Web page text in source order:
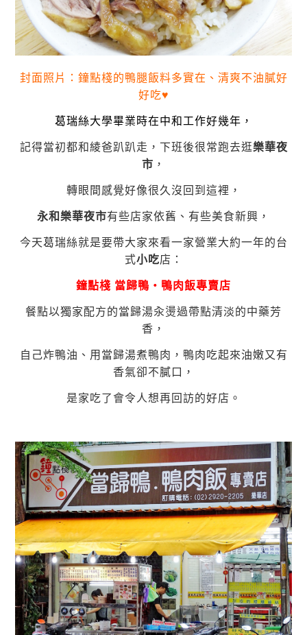
封面照片：鐘點棧的鴨腿飯料多實在、清爽不油膩好
好吃♥
葛瑞絲大學畢業時在中和工作好幾年，
記得當初都和綾爸趴趴走，下班後很常跑去逛樂華夜
市 ，
轉眼間感覺好像很久沒回到這裡，
永和樂華夜市有些店家依舊、有些美食新興，
今天葛瑞絲就是要帶大家來看一家營業大約一年的台
式小吃店：
鐘點棧 當歸鴨‧鴨肉飯專賣店
餐點以獨家配方的當歸湯汆燙過帶點清淡的中藥芳
香，
自己炸鴨油、用當歸湯煮鴨肉，鴨肉吃起來油嫩又有
香氣卻不膩口，
是家吃了會令人想再回訪的好店。